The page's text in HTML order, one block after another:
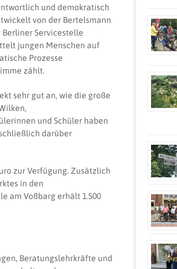
und demokratisch
von der Bertelsmann
Servicestelle
jungen Menschen auf
Prozesse
zählt.
sehr gut an, wie die große
und Schüler haben
darüber
zur Verfügung. Zusätzlich
in den
am Voßbarg erhält 1.500
Beratungslehrkräfte und